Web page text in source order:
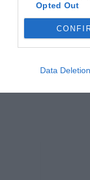
Opted Out
Data Deletion